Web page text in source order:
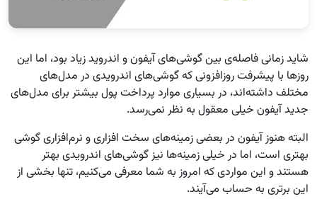
شاید زمانی فاصله‌ی بین گوشی‌های آیفون و اندروید زیاد بود، اما این
روزها با پیشرفت روزافزونی که گوشی‌های اندرویدی در مدل‌های
مختلف داشته‌اند، در بسیاری موارد پرداخت پول بیشتر برای مدل‌های
جدید آیفون خیلی معقول به نظر نمی‌رسد.
البته هنوز آیفون در بعضی زمینه‌های سخت افزاری و نرم‌افزاری گوشی
بهتری است، اما در خیلی زمینه‌ها نیز گوشی‌های اندرویدی بهتر
هستند و این مواردی که امروز به شما معرفی می‌کنیم، تنها بخشی از
این برتری به حساب می‌آیند.